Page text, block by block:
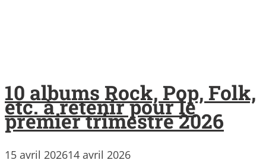
10 albums Rock, Pop, Folk,
etc. à retenir pour le
premier trimestre 2026
15 avril 202614 avril 2026